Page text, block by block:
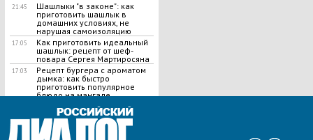
21:45
Шашлыки "в законе": как
приготовить шашлык в
домашних условиях, не
нарушая самоизоляцию
17:05
Как приготовить идеальный
шашлык​: рецепт от шеф-
повара Сергея Мартиросяна
17:03
Рецепт бургера с ароматом
дымка: как быстро
приготовить популярное
блюдо на мангале
ВСЕ НОВОСТИ »